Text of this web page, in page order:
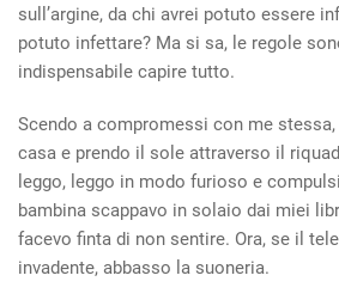
sull’argine, da chi avrei potuto essere
potuto infettare? Ma si sa, le regole
indispensabile capire tutto.
Scendo a compromessi con me
casa e prendo il sole attraverso il
leggo, leggo in modo furioso e
bambina scappavo in solaio dai miei
facevo finta di non sentire. Ora, se il
invadente, abbasso la suoneria.